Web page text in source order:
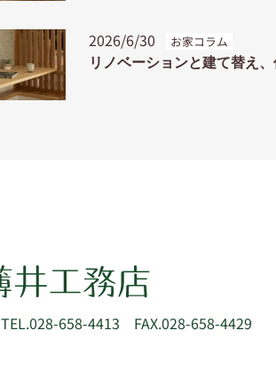
2026/6/30 お家コラム
リノベーションと建て替え
TEL.028-658-4413 FAX.028-658-4429